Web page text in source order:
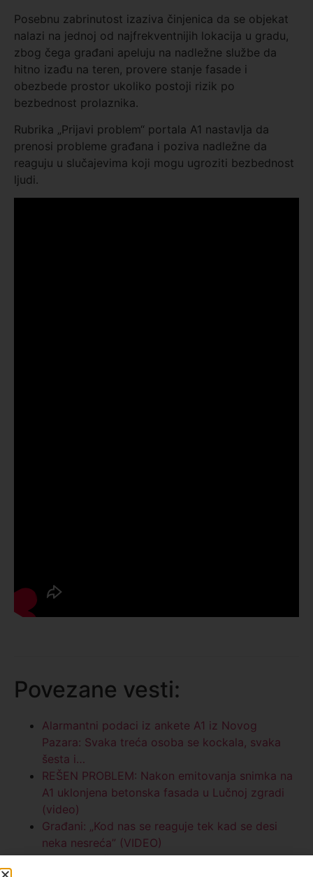
Posebnu zabrinutost izaziva činjenica da se objekat
nalazi na jednoj od najfrekventnijih lokacija u gradu,
zbog čega građani apeluju na nadležne službe da
hitno izađu na teren, provere stanje fasade i
obezbede prostor ukoliko postoji rizik po
bezbednost prolaznika.
Rubrika „Prijavi problem“ portala A1 nastavlja da
prenosi probleme građana i poziva nadležne da
reaguju u slučajevima koji mogu ugroziti bezbednost
ljudi.
Povezane vesti:
Alarmantni podaci iz ankete A1 iz Novog
Pazara: Svaka treća osoba se kockala, svaka
šesta i…
REŠEN PROBLEM: Nakon emitovanja snimka na
A1 uklonjena betonska fasada u Lučnoj zgradi
(video)
Građani: „Kod nas se reaguje tek kad se desi
neka nesreća” (VIDEO)
Nasilje nad životinjom uznemirilo građane